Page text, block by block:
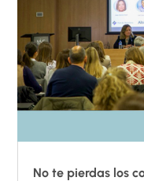
No te pierdas los